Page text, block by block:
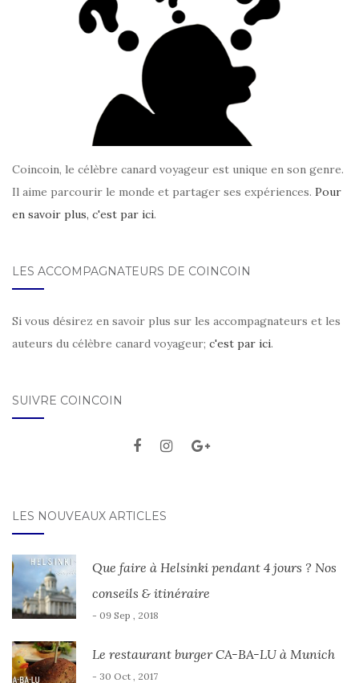
Coincoin, le célèbre canard voyageur est unique en son genre.
Il aime parcourir le monde et partager ses expériences. Pour
en savoir plus, c'est par ici.
LES ACCOMPAGNATEURS DE COINCOIN
Si vous désirez en savoir plus sur les accompagnateurs et les
auteurs du célèbre canard voyageur; c'est par ici.
SUIVRE COINCOIN
LES NOUVEAUX ARTICLES
Que faire à Helsinki pendant 4 jours ? Nos
conseils & itinéraire
- 09 Sep , 2018
Le restaurant burger CA-BA-LU à Munich
- 30 Oct , 2017